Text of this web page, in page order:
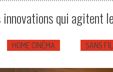
qui agitent
HOME CINÉMA SANS